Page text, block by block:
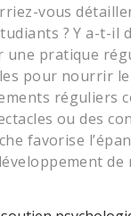
vous
? Y a-t-il
une pratique
pour nourrir
réguliers
ou des
favorise
de